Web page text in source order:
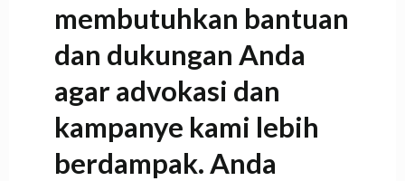
membutuhkan bantuan
dan dukungan Anda
agar advokasi dan
kampanye kami lebih
berdampak. Anda